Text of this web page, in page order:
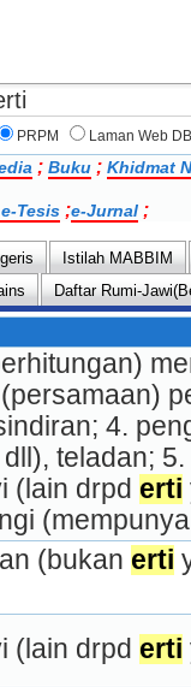
PRPM Laman Web
; Buku ; Khidmat
e-Tesis ;e-Jurnal ;
Istilah MABBIM
Daftar Rumi-
4.
teladan;
(lain drpd erti
(bukan erti
(lain drpd erti